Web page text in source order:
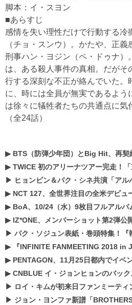
脚本：イ・スヨン
■あらすじ
感情を失い理性だけで行動する冷
（チョ・スンウ）。かたや、正
刑事ハン・ヨジン（ペ・ドゥナ）
は、ある殺人事件の真相。だがそ
行する深刻な不正が絡んでいた。
に、時には全員が無実であるよう
は徐々に犠牲者たちの共通点に気
（全24話）
▶ BTS（防弾少年団）とBig Hit、再契
▶TWICE 初のアリーナツアー完走！「東京ドーム 2DAYS」「ナゴヤドーム1DAY
▶ ヒョンビン＆パク・シネ共演「アルハンブラ
▶ NCT 127、全世界注目の全米デビュー！日本初ツ
▶ BoA、10/24（水）9枚目フルアルバ
▶ IZ*ONE、メンバーショット第2弾公
▶ パク・ソジュン表紙・巻頭特集！『韓流ぴあ
▶
『INFINITE FANMEETING 2018 in JAPAN』開催決定
▶ PENTAGON、11月25日都内でイベ
▶CNBLUE イ・ジョンヒョンのバックステージ・メ
▶ ロイ・キムが初来日ファンミーティング開催！
▶ ジョン・ヨンファ新譜「BROTHERS」にちな